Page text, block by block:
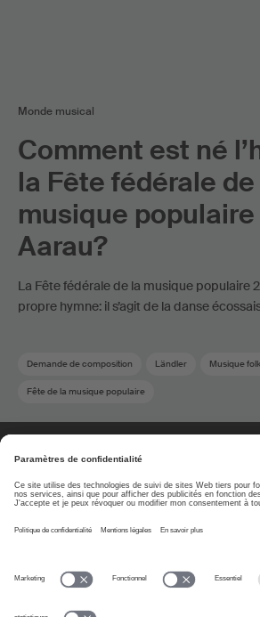
Monde musical
Comment est né
la Fête fédérale de
musique populaire
Aarau?
La Fête fédérale de la musique populaire
propre hymne: il s’agit de la danse
Demande de composition Ländler Musique
Fête de la musique populaire
www.suisa.ch
responsabilité